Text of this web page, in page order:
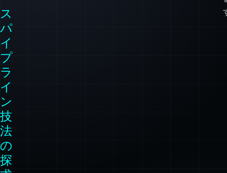
プ
ラ
イ
ン
技
法
の
探
求